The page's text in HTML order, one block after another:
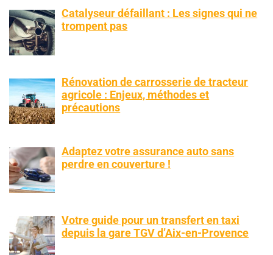
Catalyseur défaillant : Les signes qui ne
trompent pas
Rénovation de carrosserie de tracteur
agricole : Enjeux, méthodes et
précautions
Adaptez votre assurance auto sans
perdre en couverture !
Votre guide pour un transfert en taxi
depuis la gare TGV d’Aix-en-Provence